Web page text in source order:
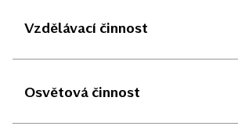
Vzdělávací činnost
Osvětová činnost